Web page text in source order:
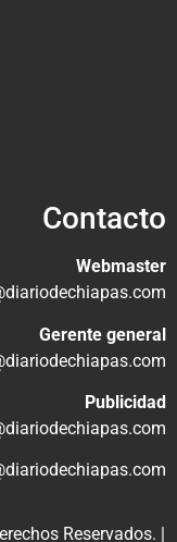
Contacto
Webmaster
Gerente general
Publicidad
Reservados. |